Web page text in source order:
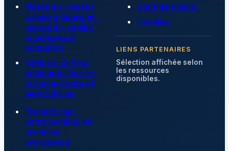
Plafond virement
caisse d’épargne :
montants, règles
et astuces à
connaître
100k en chiffre :
comment l’écrire,
le comprendre et
bien l’utiliser
Transformer
votre backlog en
levier de
croissance
Confidentialité
Cookies
LIENS PARTENAIRES
Sélection affichée selon
les ressources
disponibles.